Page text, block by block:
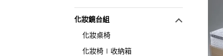
化妝鏡台組
化妝桌椅
化妝椅∣收納箱